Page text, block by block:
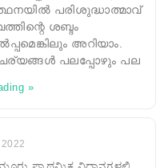
പരിശുദ്ധാത്മാവ്
ശബ്ദം
അറിയാം.
പലപ്പോഴും പല
»